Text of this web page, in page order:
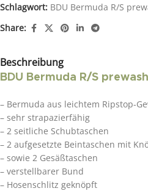
Schlagwort: BDU Bermuda R/S
Share:
Beschreibung
BDU Bermuda R/S
– Bermuda aus leichtem Ripstop-
– sehr strapazierfähig
– 2 seitliche Schubtaschen
– 2 aufgesetzte Beintaschen mit
– sowie 2 Gesäßtaschen
– verstellbarer Bund
– Hosenschlitz geknöpft